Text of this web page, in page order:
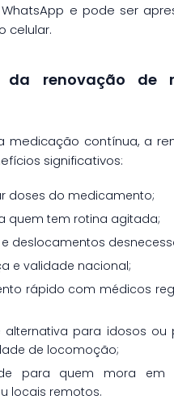
e pode ser
celular.
da renovação de
medicação contínua, a
significativos:
doses do medicamento;
quem tem rotina agitada;
e deslocamentos
e validade nacional;
rápido com médicos
alternativa para idosos ou
de locomoção;
para quem mora em
locais remotos.